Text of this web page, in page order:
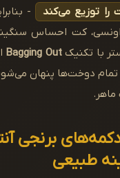
را توزیع می‌کند
-
دنیم ۱۲ اونسی، کت احساس
با تکنیکBagging Out
تمام دوخت‌ها پنهان
دکمه‌های برنجی
طبیعی